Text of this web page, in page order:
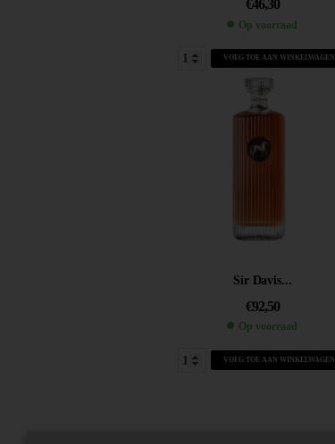
€46,30
Op voorraad
VOEG TOE AAN WINKELWAGEN
Sir Davis...
€92,50
Op voorraad
VOEG TOE AAN WINKELWAGEN